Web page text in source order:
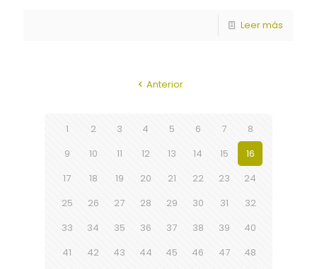
Leer más
Anterior
1 2 3 4 5 6 7
8
9
10 11 12 13 14 15
16
17
18 19 20 21 22 23
24
25
26 27 28 29 30 31
32
33
34 35 36 37 38 39
40
41
42 43 44 45 46 47
48